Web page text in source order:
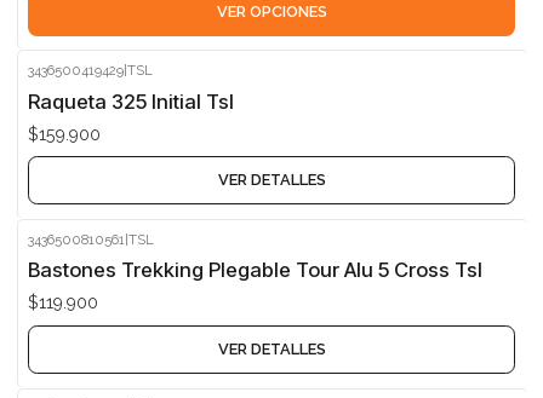
VER OPCIONES
3436500419429|TSL
Raqueta 325 Initial Tsl
$159.900
VER DETALLES
3436500810561 |TSL
Bastones Trekking Plegable Tour Alu 5 Cross Tsl
$119.900
VER DETALLES